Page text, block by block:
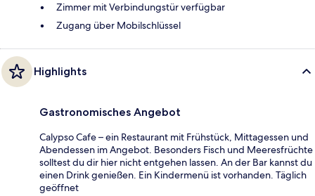
Zimmer mit Verbindungstür verfügbar
Zugang über Mobilschlüssel
Highlights
Gastronomisches Angebot
Calypso Cafe – ein Restaurant mit Frühstück, Mittagessen und
Abendessen im Angebot. Besonders Fisch und Meeresfrüchte
solltest du dir hier nicht entgehen lassen. An der Bar kannst du
einen Drink genießen. Ein Kindermenü ist vorhanden. Täglich
geöffnet